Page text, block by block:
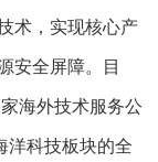
术，实现核心产
安全屏障。目
海外技术服务公
洋科技板块的全